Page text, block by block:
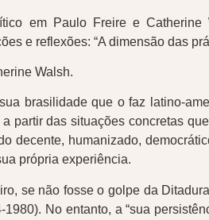
em Paulo Freire e
e reflexões: “A dimensão das
Walsh.
brasilidade que o faz latino-
das situações concretas
decente, humanizado,
própria experiência.
se não fosse o golpe da
No entanto, a “sua